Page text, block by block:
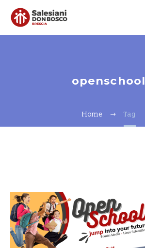
openschool
Home Tag